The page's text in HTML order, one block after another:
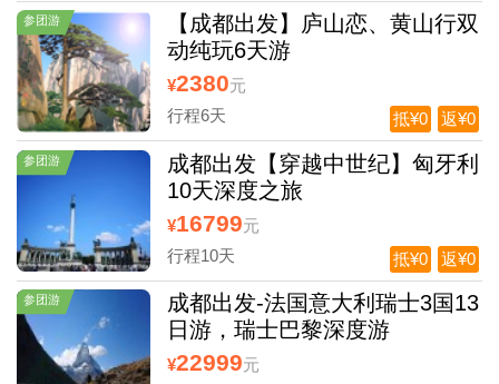
参团游
【成都出发】庐山恋、黄山行双
动纯玩6天游
¥2380元
行程6天
返¥0
抵¥0
参团游
成都出发【穿越中世纪】匈牙利
10天深度之旅
¥16799元
行程10天
返¥0
抵¥0
参团游
成都出发-法国意大利瑞士3国13
日游，瑞士巴黎深度游
¥22999元